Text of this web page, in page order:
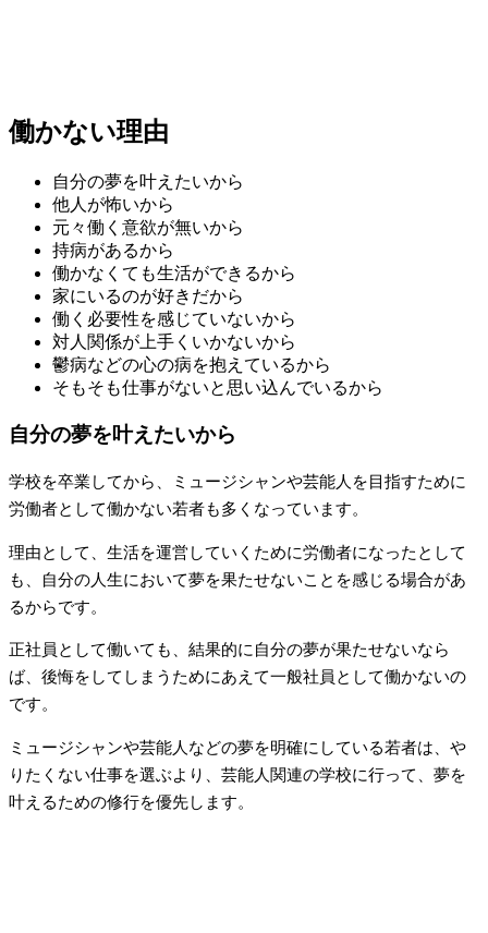
働かない理由
自分の夢を叶えたいから
他人が怖いから
元々働く意欲が無いから
持病があるから
働かなくても生活ができるから
家にいるのが好きだから
働く必要性を感じていないから
対人関係が上手くいかないから
鬱病などの心の病を抱えているから
そもそも仕事がないと思い込んでいるから
自分の夢を叶えたいから
学校を卒業してから、ミュージシャンや芸能人を目指すために
労働者として働かない若者も多くなっています。
理由として、生活を運営していくために労働者になったとして
も、自分の人生において夢を果たせないことを感じる場合があ
るからです。
正社員として働いても、結果的に自分の夢が果たせないなら
ば、後悔をしてしまうためにあえて一般社員として働かないの
です。
ミュージシャンや芸能人などの夢を明確にしている若者は、や
りたくない仕事を選ぶより、芸能人関連の学校に行って、夢を
叶えるための修行を優先します。